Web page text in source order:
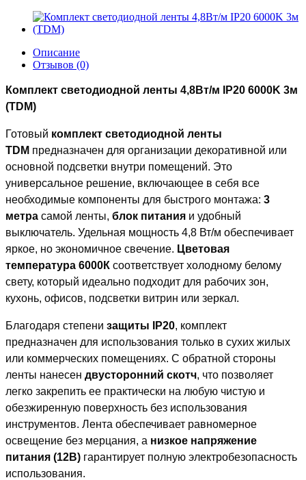
Описание
Отзывов (0)
Комплект светодиодной ленты 4,8Вт/м IP20 6000K 3м
(TDM)
Готовый комплект светодиодной ленты
TDM предназначен для организации декоративной или
основной подсветки внутри помещений. Это
универсальное решение, включающее в себя все
необходимые компоненты для быстрого монтажа: 3
метра самой ленты, блок питания и удобный
выключатель. Удельная мощность 4,8 Вт/м обеспечивает
яркое, но экономичное свечение. Цветовая
температура 6000К соответствует холодному белому
свету, который идеально подходит для рабочих зон,
кухонь, офисов, подсветки витрин или зеркал.
Благодаря степени защиты IP20, комплект
предназначен для использования только в сухих жилых
или коммерческих помещениях. С обратной стороны
ленты нанесен двусторонний скотч, что позволяет
легко закрепить ее практически на любую чистую и
обезжиренную поверхность без использования
инструментов. Лента обеспечивает равномерное
освещение без мерцания, а низкое напряжение
питания (12В) гарантирует полную электробезопасность
использования.